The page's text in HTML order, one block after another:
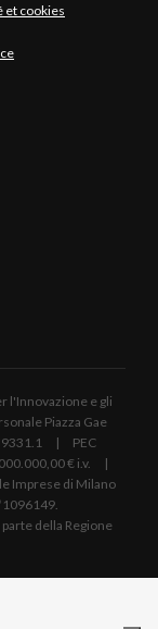
et cookies
l'Innovazione e gli
Piazza Gae
| PEC
€ i.v. |
Imprese di Milano
della Regione